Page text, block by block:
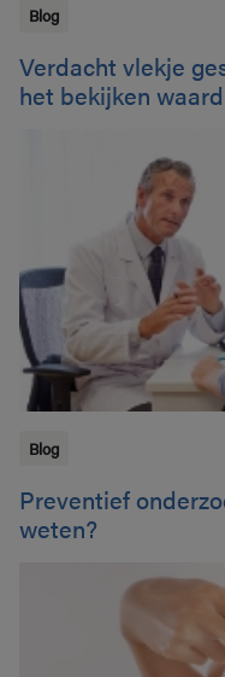
Blog
Verdacht vlekje
het bekijken waard
Blog
Preventief
weten?